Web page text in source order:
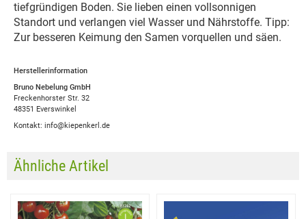
tiefgründigen Boden. Sie lieben einen vollsonnigen
Standort und verlangen viel Wasser und Nährstoffe. Tipp:
Zur besseren Keimung den Samen vorquellen und säen.
Herstellerinformation
Bruno Nebelung GmbH
Freckenhorster Str. 32
48351 Everswinkel
Kontakt: info@kiepenkerl.de
Ähnliche Artikel